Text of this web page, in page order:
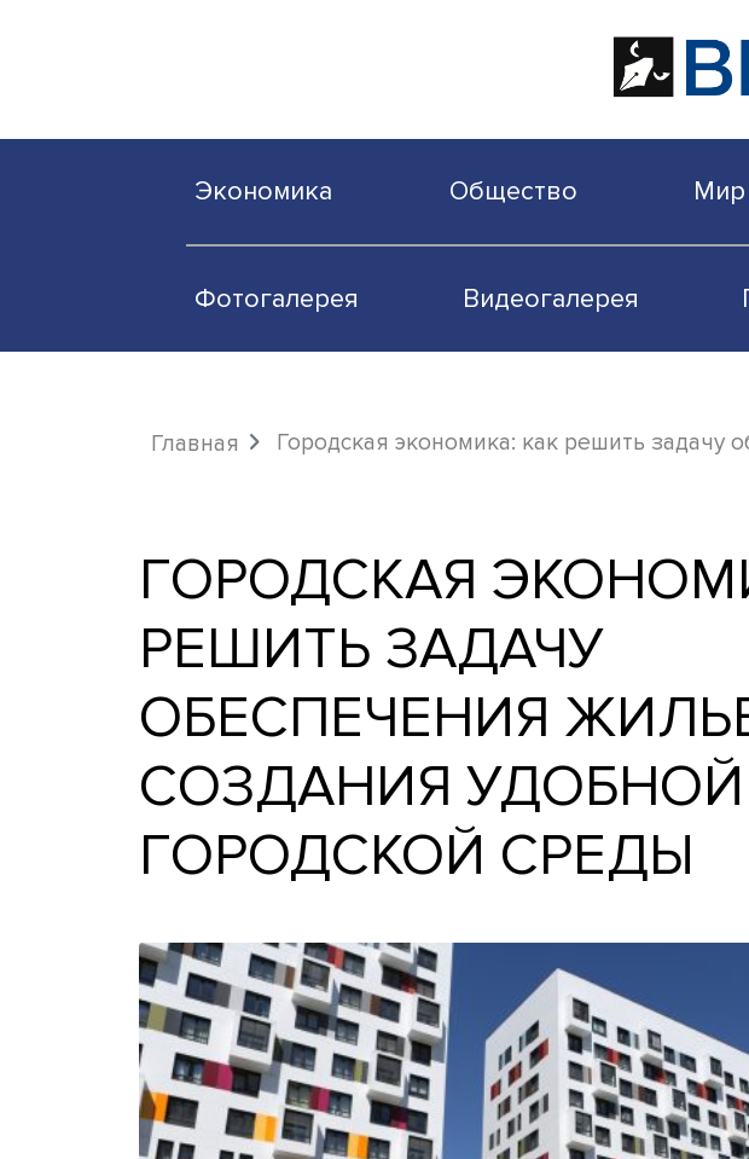
Фотогалерея Видеогалерея
ГОРОДСКАЯ
РЕШИТЬ ЗАДАЧУ
ОБЕСПЕЧЕНИЯ
СОЗДАНИЯ
ГОРОДСКОЙ